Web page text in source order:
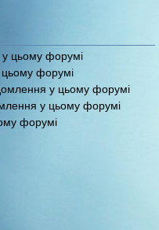
у цьому форумі
цьому форумі
у цьому форумі
у цьому форумі
форумі